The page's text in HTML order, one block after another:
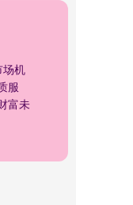
场机
服
富未